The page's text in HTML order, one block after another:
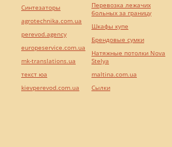
Синтезаторы
agrotechnika.com.ua
perevod.agency
europeservice.com.ua
mk-translations.ua
текст юа
kievperevod.com.ua
Перевозка лежачих
больных за границу
Шкафы купе
Брендовые сумки
Натяжные потолки Nova
Stelya
maltina.com.ua
Cылки